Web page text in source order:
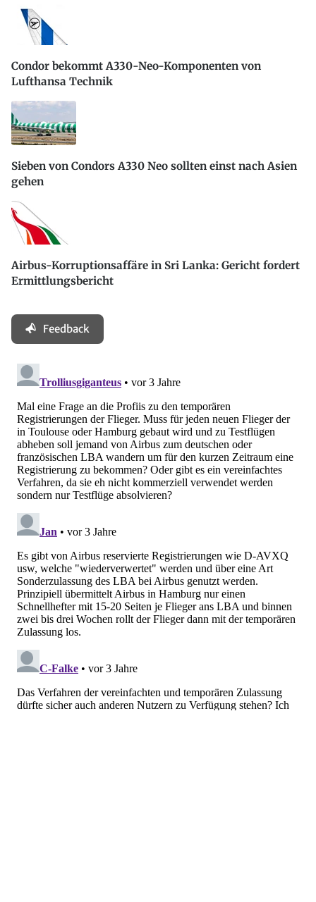
Condor bekommt A330-Neo-Komponenten von
Lufthansa Technik
Sieben von Condors A330 Neo sollten einst nach Asien
gehen
Airbus-Korruptionsaffäre in Sri Lanka: Gericht fordert
Ermittlungsbericht
Feedback